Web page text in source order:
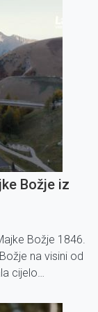
Božje iz
Božje 1846.
na visini od
cijelo